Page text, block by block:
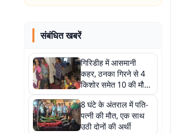
संबंधित खबरें
गिरिडीह में आसमानी
कहर, ठनका गिरने से 4
किशोर समेत 10 की मौत,
9 घायल
8 घंटे के अंतराल में पति-
पत्नी की मौत, एक साथ
उठी दोनों की अर्थी